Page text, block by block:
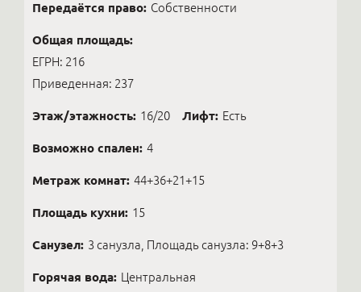
Передаётся право: Собственности
Общая площадь:
ЕГРН: 216
Приведенная: 237
Этаж/этажность: 16/20 Лифт: Есть
Возможно спален: 4
Метраж комнат: 44+36+21+15
Площадь кухни: 15
Санузел: 3 санузла, Площадь санузла: 9+8+3
Горячая вода: Центральная